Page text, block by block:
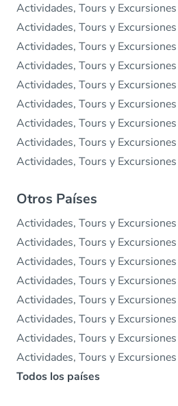
Actividades, Tours y
Actividades, Tours y
Actividades, Tours y
Actividades, Tours y
Actividades, Tours y
Actividades, Tours y
Actividades, Tours y
Actividades, Tours y
Actividades, Tours y
Otros Países
Actividades, Tours y
Actividades, Tours y Excursiones
Actividades, Tours y
Actividades, Tours y
Actividades, Tours y
Actividades, Tours y
Actividades, Tours y
Actividades, Tours y
Todos los países